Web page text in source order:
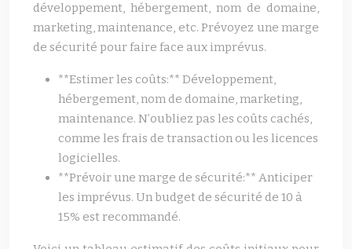
développement, hébergement, nom de domaine,
marketing, maintenance, etc. Prévoyez une marge
de sécurité pour faire face aux imprévus.
**Estimer les coûts:** Développement,
hébergement, nom de domaine, marketing,
maintenance. N’oubliez pas les coûts cachés,
comme les frais de transaction ou les licences
logicielles.
**Prévoir une marge de sécurité:** Anticiper
les imprévus. Un budget de sécurité de 10 à
15% est recommandé.